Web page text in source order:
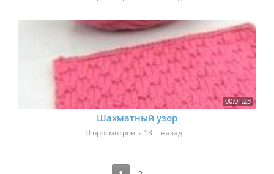
00:01:23
Шахматный узор
0 просмотров 13 г. назад